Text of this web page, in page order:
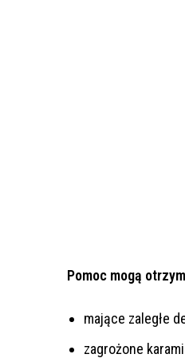
Pomoc mogą
mające zaległe
zagrożone